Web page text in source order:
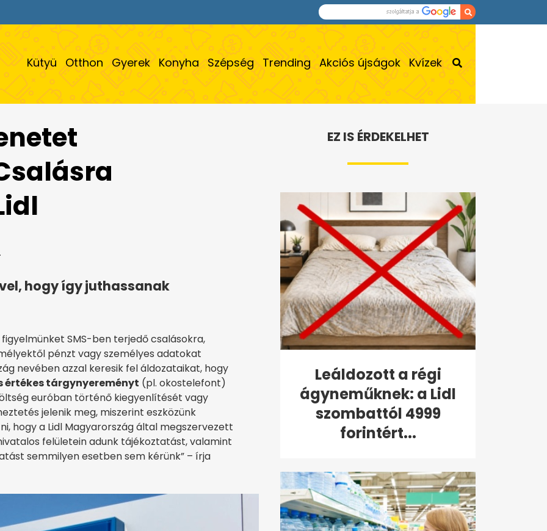
Kütyü Otthon Gyerek Konyha Szépség Trending Akciós újságok Kvízek
hogy így juthassanak
SMS-ben terjedő csalásokra,
pénzt vagy személyes adatokat
nevében azzal keresik fel áldozataikat, hogy
értékes tárgynyereményt (pl. okostelefont)
euróban történő kiegyenlítését vagy
jelenik meg, miszerint eszközünk
hogy a Lidl Magyarország által megszervezett
felületein adunk tájékoztatást, valamint
semmilyen esetben sem kérünk” – írja
EZ IS ÉRDEKELHET
Leáldozott a régi
ágyneműknek: a Lidl
szombattól 4999
forintért...